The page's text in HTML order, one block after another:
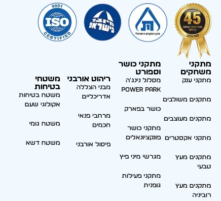
מתקני
משחקים
מתקני ענק
מתקנים משולבים
מתקנים מעוצבים
מתקני אקסטרים
מתקנים מעץ
טבעי
מתקנים מעץ
רוביניה
מתקני כושר
וספורט
מסלול נינג'ה
Power park
כושר בפארק
מתקני כושר
פונקציונאלים
מגרשי מיני פיץ
מתקני פעילות
גופנית
ריהוט אורבני
מבני הצללה
אדריכליים
מרחבי פנאי
חכמים
פיסול אורבני
משטחי
בטיחות
משטח בטיחות
אקולוגי שעם
משטח גומי
משטח דשא